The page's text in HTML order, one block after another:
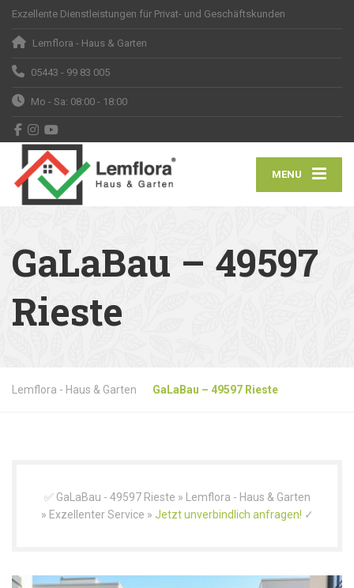
Exzellente Dienstleistungen für Privat- und Geschäftskunden
Lemflora - Haus & Garten
05443 - 99 83 005
Mo - Sa: 08:00 - 18:00
MENU
GaLaBau – 49597
Rieste
Lemflora - Haus & Garten GaLaBau – 49597 Rieste
✅ GaLaBau - 49597 Rieste » Lemflora - Haus & Garten
» Exzellenter Service » Jetzt unverbindlich anfragen! ✓